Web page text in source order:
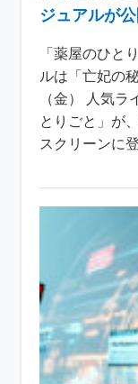
ジュアルが
「薬屋のひと
ルは「亡妃の
（金） 人気
とりごと」が
スクリーンに